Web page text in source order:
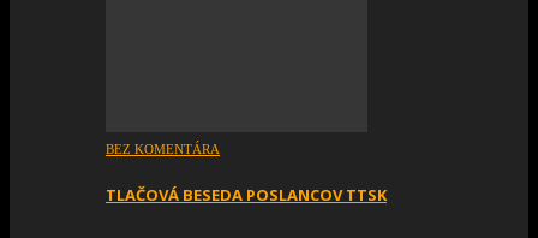
BEZ KOMENTÁRA
TLAČOVÁ BESEDA POSLANCOV TTSK